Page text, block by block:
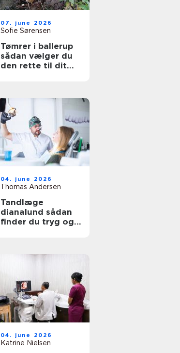
07. june 2026
Sofie Sørensen
Tømrer i ballerup
sådan vælger du
den rette til dit
04. june 2026
Thomas Andersen
Tandlæge
dianalund sådan
finder du tryg og
04. june 2026
Katrine Nielsen